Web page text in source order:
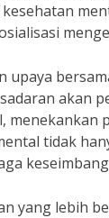
upaya
akan
menekankan
tidak
yang lebih